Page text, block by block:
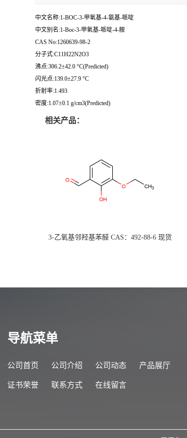
中文名称:1-BOC-3-甲氧基-4-氨基-哌啶
中文别名:1-Boc-3-甲氧基-哌啶-4-胺
CAS No:1260639-98-2
分子式:C11H22N2O3
沸点:306.2±42.0 °C(Predicted)
闪光点:139.0±27.9 °C
折射率:1.493
密度:1.07±0.1 g/cm3(Predicted)
相关产品：
3-乙氧基邻羟基苯醛 CAS：492-88-6 现货
导航菜单
公司首页 公司介绍 公司动态 产品展厅
证书荣誉 联系方式 在线留言